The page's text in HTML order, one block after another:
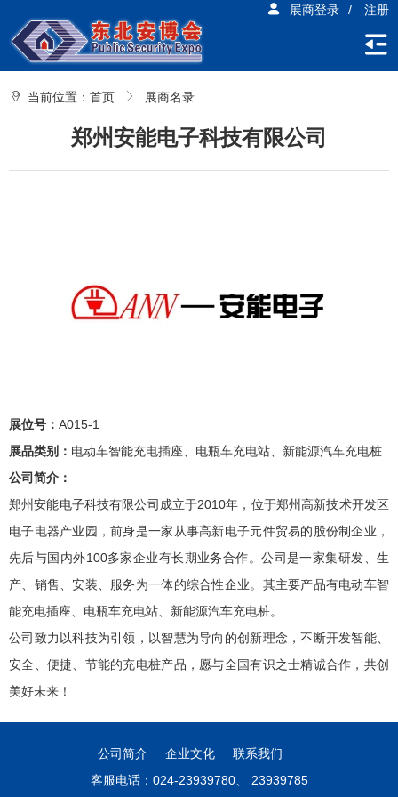
展商登录 / 注册
当前位置： 首页 展商名录
郑州安能电子科技有限公司
展位号： A015-1
展品类别： 电动车智能充电插座、电瓶车充电站、新能源汽车充电桩
公司简介：
郑州安能电子科技有限公司成立于2010年，位于郑州高新技术开发区
电子电器产业园，前身是一家从事高新电子元件贸易的股份制企业，
先后与国内外100多家企业有长期业务合作。公司是一家集研发、生
产、销售、安装、服务为一体的综合性企业。其主要产品有电动车智
能充电插座、电瓶车充电站、新能源汽车充电桩。
公司致力以科技为引领，以智慧为导向的创新理念，不断开发智能、
安全、便捷、节能的充电桩产品，愿与全国有识之士精诚合作，共创
美好未来！
公司简介 企业文化
联系我们
客服电话：024-23939780、 23939785